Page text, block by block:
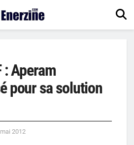
: Aperam
pour sa solution
2012